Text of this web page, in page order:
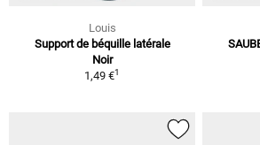
Louis
Support de béquille latérale
Noir
1,49 €1